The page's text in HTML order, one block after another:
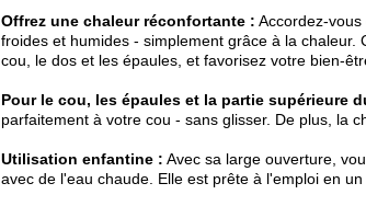
Offrez une chaleur réconfortante : Accordez-
froides et humides - simplement grâce à la
cou, le dos et les épaules, et favorisez votre bien-
Pour le cou, les épaules et la partie supérieure
parfaitement à votre cou - sans glisser. De plus, la
Utilisation enfantine : Avec sa large ouverture,
avec de l'eau chaude. Elle est prête à l'emploi en un